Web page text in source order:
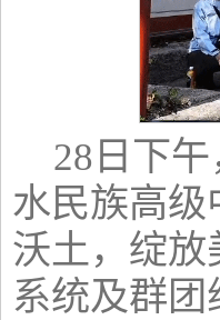
28日下
水民族高
沃土，绽放
系统及群